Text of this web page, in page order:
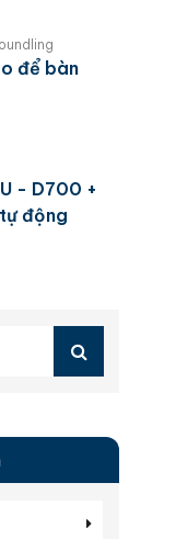
để bàn
- D700 +
động